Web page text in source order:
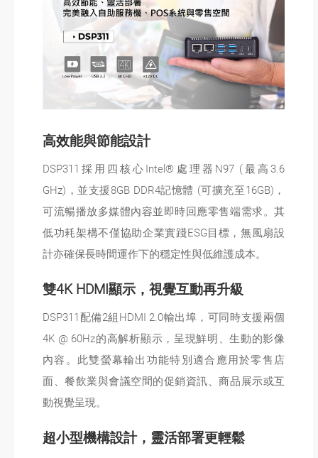
高效能與節能設計
DSP311採用四核心Intel®處理器N97 (最高3.6
GHz)，並支援8GB DDR4記憶體 (可擴充至16GB)，
可流暢播放多媒體內容並即時回應零售端需求。其
低功耗架構不僅協助企業實踐ESG目標，無風扇設
計亦確保長時間運作下的穩定性與低維護成本。
雙4K HDMI顯示，視覺互動再升級
DSP311配備2組HDMI 2.0輸出埠，可同時支援兩個
4K @ 60Hz的高解析顯示，呈現鮮明、生動的影像
內容。此雙螢幕輸出功能特別適合應用於零售店
面、餐飲業與會議空間的促銷資訊、商品展示或互
動視覺呈現。
超小型機構設計，靈活部署更輕鬆